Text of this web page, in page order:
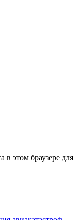
в этом браузере для